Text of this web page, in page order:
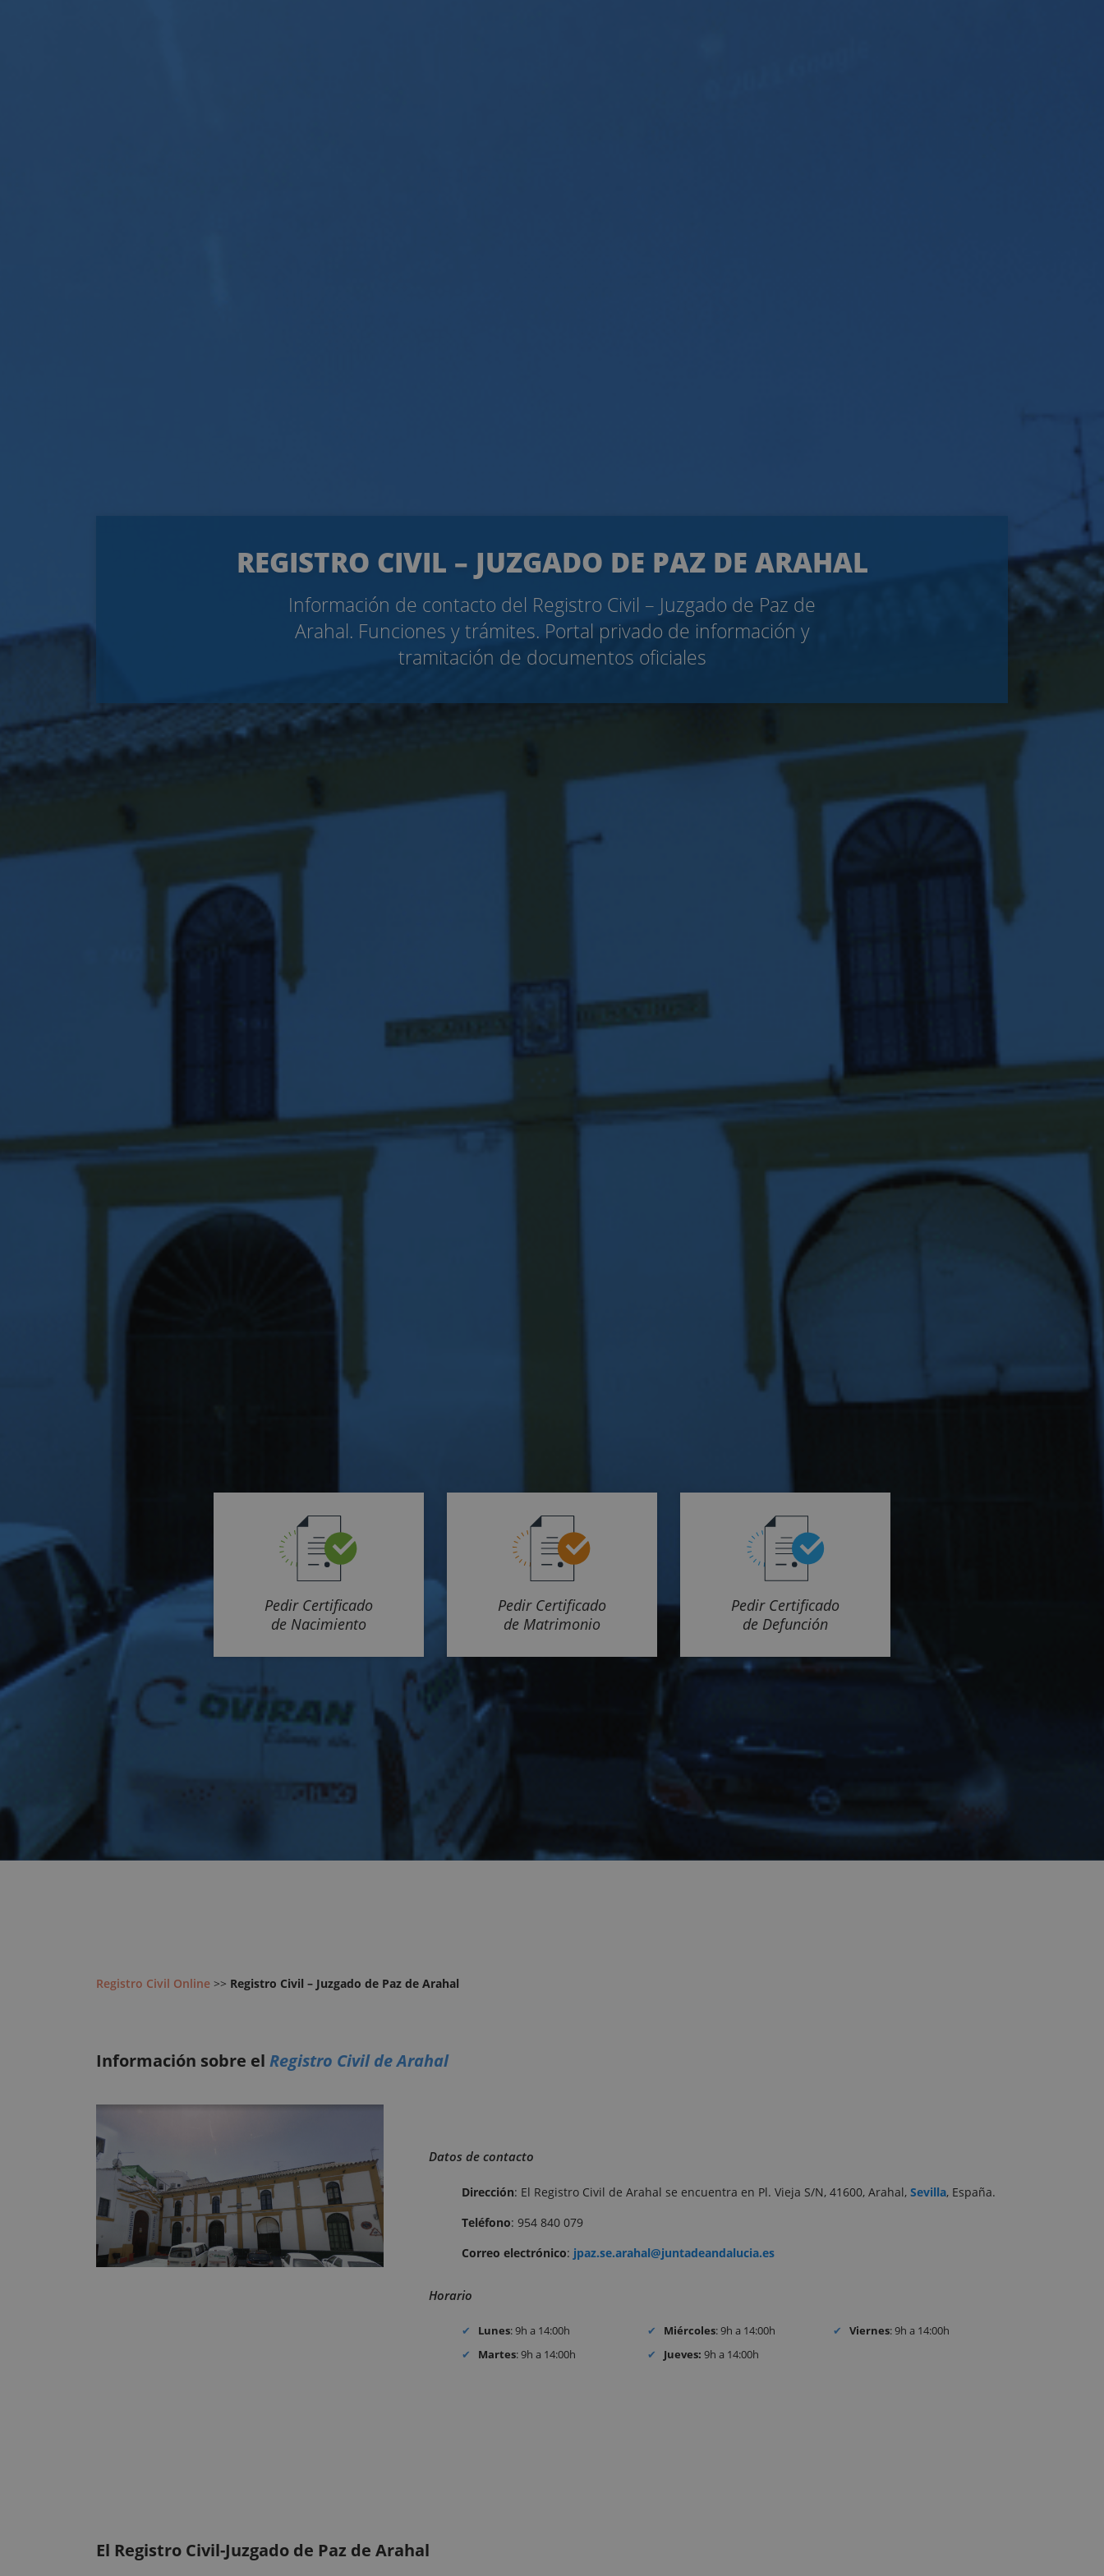
REGISTRO CIVIL – JUZGADO DE PAZ DE ARAHAL
Información de contacto del Registro Civil – Juzgado de Paz de
Arahal. Funciones y trámites. Portal privado de información y
tramitación de documentos oficiales
Pedir Certificado
de Nacimiento
Pedir Certificado
de Matrimonio
Pedir Certificado
de Defunción
Registro Civil Online >> Registro Civil – Juzgado de Paz de Arahal
Información sobre el Registro Civil de Arahal
Datos de contacto
Dirección: El Registro Civil de Arahal se encuentra en Pl. Vieja S/N, 41600, Arahal, Sevilla, España.
Teléfono: 954 840 079
Correo electrónico: jpaz.se.arahal@juntadeandalucia.es
Horario
Lunes: 9h a 14:00h
Martes: 9h a 14:00h
Miércoles: 9h a 14:00h
Jueves: 9h a 14:00h
Viernes: 9h a 14:00h
El Registro Civil-Juzgado de Paz de Arahal